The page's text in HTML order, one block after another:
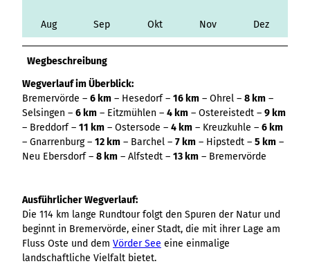
Variante 4
Variante 5
Aug Sep Okt Nov Dez
Wegbeschreibung
Wegverlauf im Überblick:
Bremervörde – 6 km – Hesedorf – 16 km – Ohrel – 8 km –
Selsingen – 6 km – Eitzmühlen – 4 km – Ostereistedt – 9 km
– Breddorf – 11 km – Ostersode – 4 km – Kreuzkuhle – 6 km
– Gnarrenburg – 12 km – Barchel – 7 km – Hipstedt – 5 km –
Neu Ebersdorf – 8 km – Alfstedt – 13 km – Bremervörde
Ausführlicher Wegverlauf:
Die 114 km lange Rundtour folgt den Spuren der Natur und
beginnt in Bremervörde, einer Stadt, die mit ihrer Lage am
Fluss Oste und dem Vörder See eine einmalige
landschaftliche Vielfalt bietet.